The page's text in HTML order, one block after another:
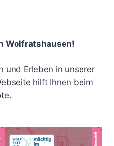
Wolfratshausen!
und Erleben in unserer
hilft Ihnen beim